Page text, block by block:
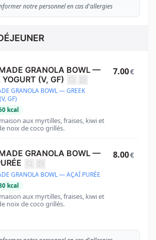
notre personnel en cas d'allergies
GRANOLA BOWL —
YOGURT (V, GF)
GRANOLA BOWL — GREEK
GF)
kcal
aux myrtilles, fraises, kiwi et
noix de coco grillés.
7.00€
GRANOLA BOWL —
GRANOLA BOWL — AÇAÍ PURÉE
kcal
aux myrtilles, fraises, kiwi et
noix de coco grillés.
8.00€